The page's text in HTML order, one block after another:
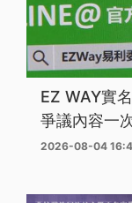
EZ WAY實
爭議內容一
2026-08-04